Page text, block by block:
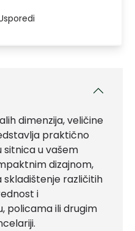
dimenzija, veličine
praktično
sitnica u vašem
dizajnom,
skladištenje različitih
i
policama ili drugim